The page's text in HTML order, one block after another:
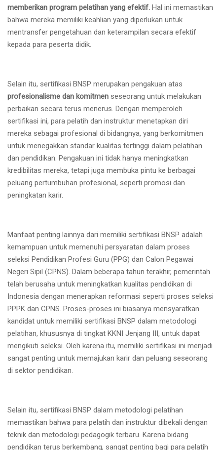
memberikan program pelatihan yang efektif. Hal ini memastikan
bahwa mereka memiliki keahlian yang diperlukan untuk
mentransfer pengetahuan dan keterampilan secara efektif
kepada para peserta didik.
Selain itu, sertifikasi BNSP merupakan pengakuan atas
profesionalisme dan komitmen seseorang untuk melakukan
perbaikan secara terus menerus. Dengan memperoleh
sertifikasi ini, para pelatih dan instruktur menetapkan diri
mereka sebagai profesional di bidangnya, yang berkomitmen
untuk menegakkan standar kualitas tertinggi dalam pelatihan
dan pendidikan. Pengakuan ini tidak hanya meningkatkan
kredibilitas mereka, tetapi juga membuka pintu ke berbagai
peluang pertumbuhan profesional, seperti promosi dan
peningkatan karir.
Manfaat penting lainnya dari memiliki sertifikasi BNSP adalah
kemampuan untuk memenuhi persyaratan dalam proses
seleksi Pendidikan Profesi Guru (PPG) dan Calon Pegawai
Negeri Sipil (CPNS). Dalam beberapa tahun terakhir, pemerintah
telah berusaha untuk meningkatkan kualitas pendidikan di
Indonesia dengan menerapkan reformasi seperti proses seleksi
PPPK dan CPNS. Proses-proses ini biasanya mensyaratkan
kandidat untuk memiliki sertifikasi BNSP dalam metodologi
pelatihan, khususnya di tingkat KKNI Jenjang III, untuk dapat
mengikuti seleksi. Oleh karena itu, memiliki sertifikasi ini menjadi
sangat penting untuk memajukan karir dan peluang seseorang
di sektor pendidikan.
Selain itu, sertifikasi BNSP dalam metodologi pelatihan
memastikan bahwa para pelatih dan instruktur dibekali dengan
teknik dan metodologi pedagogik terbaru. Karena bidang
pendidikan terus berkembang, sangat penting bagi para pelatih